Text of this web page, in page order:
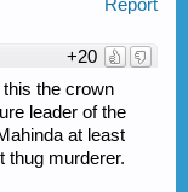
+20
the crown
leader of the
at least
thug murderer.